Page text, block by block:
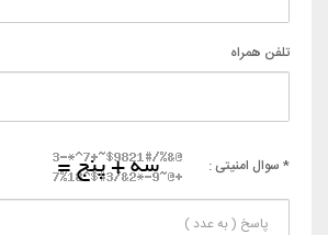
تلفن همراه
* سوال امنیتی :